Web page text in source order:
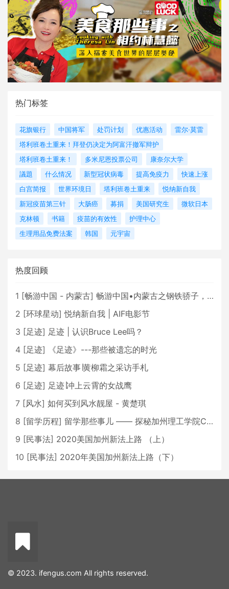
热门标签
花旗银行 中国将军 处罚计划 优惠活动
雷尔·莫雷
塔利班卷土重来！拜登仍决定为阿富汗撤军辩护
塔利班卷土重来！
多米尼恩投票公司
康奈尔大学
議題
什么情况 新型冠状病毒 提高免疫力
快速上涨
白宫简报
世界环境日 塔利班卷土重来
悦纳新自我
新冠疫苗第三针
大肠癌 募捐 美国研究生
微软日本
克林顿
书籍 疫苗的有效性
护理中心
生理用品免费法案
韩国 元宇宙
热度回顾
1 [畅游中国 - 内蒙古] 畅游中国•内蒙古之钢铁骄子，魅力包头
2 [环球星动] 悦纳新自我 | AIF电影节
3 [足迹] 足迹 | 认识Bruce Lee吗？
4 [足迹]
《足迹》---那些被遗忘的时光
5 [足迹] 幕后故事∣黄柳霜之采访手札
6 [足迹] 足迹∣冲上云霄的女战鹰
7 [风水] 如何买到风水靓屋 - 黄楚琪
8 [留学历程] 留学那些事儿 —— 探秘加州理工学院Caltech博士生活 [上集]
9 [民事法] 2020美国加州新法上路 （上）
10 [民事法] 2020年美国加州新法上路（下）
© 2023. ifengus.com All rights reserved.